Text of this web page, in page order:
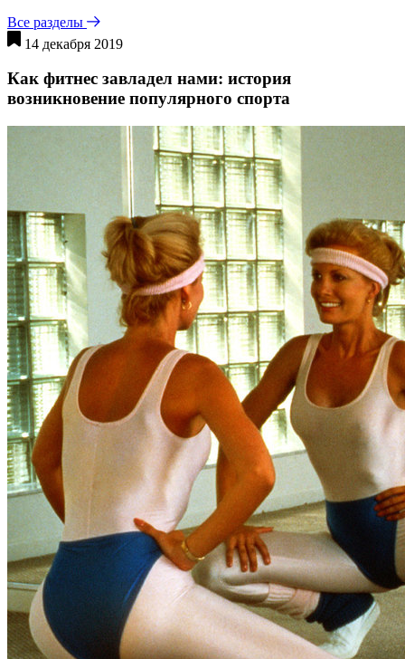
Все разделы
14 декабря 2019
Как фитнес завладел нами: история
возникновение популярного спорта